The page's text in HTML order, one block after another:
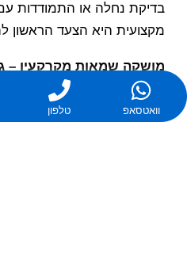
בדיקת נחלה או התמודדות
מקצועית היא הצעד הראשון
מושקה שמאות מקרקעין –
מקרקעין מומחה
להערכת שווי דירה, בית,
וואטסאפ טלפון